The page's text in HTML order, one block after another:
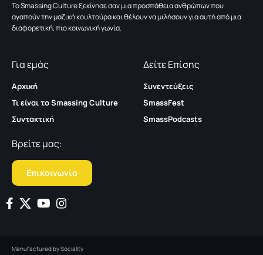
To Smassing Culture ξεκίνησε σαν μια προσπάθεια ανθρώπων που
αγαπούν την μαζική κουλτούρα και θέλουν να μιλήσουν για αυτή από μια
διαφορετική, πιο κοινωνική γωνία.
Για εμάς
Αρχική
Τι είναι το Smassing Culture
Συντακτική
Δείτε Επίσης
Συνεντεύξεις
SmassFest
SmassPodcasts
Βρείτε μας:
Επικοινωνία
Manufactured bySociality